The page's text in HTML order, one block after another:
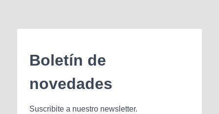
Boletín de
novedades
Suscribite a nuestro newsletter.